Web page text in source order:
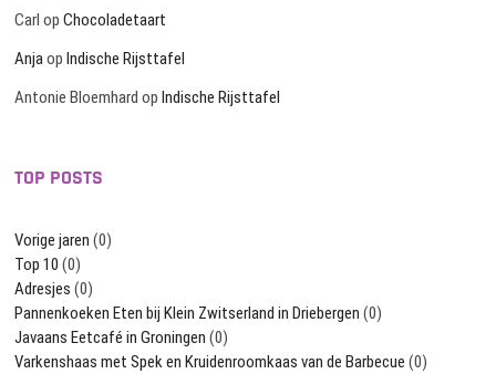
Carl opChocoladetaart
AnjaopIndische Rijsttafel
Antonie Bloemhard opIndische Rijsttafel
TOP POSTS
Vorige jaren (0)
Top 10 (0)
Adresjes (0)
Pannenkoeken Eten bij Klein Zwitserland in Driebergen (0)
Javaans Eetcafé in Groningen (0)
Varkenshaas met Spek en Kruidenroomkaas van de Barbecue (0)